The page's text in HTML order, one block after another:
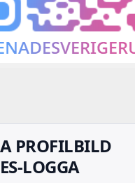
PROFILBILD
LOGGA